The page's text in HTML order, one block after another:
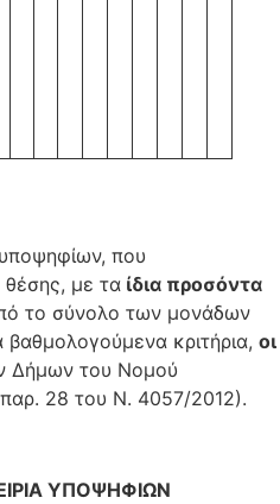
που
με τα ίδια προσόντα
το σύνολο των μονάδων
κριτήρια, οι
Δήμων του Νομού
28 του Ν. 4057/2012).
ΥΠΟΨΗΦΙΩΝ